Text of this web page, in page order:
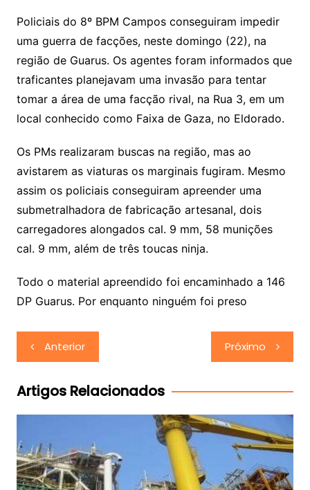
Policiais do 8º BPM Campos conseguiram impedir
uma guerra de facções, neste domingo (22), na
região de Guarus. Os agentes foram informados que
traficantes planejavam uma invasão para tentar
tomar a área de uma facção rival, na Rua 3, em um
local conhecido como Faixa de Gaza, no Eldorado.
Os PMs realizaram buscas na região, mas ao
avistarem as viaturas os marginais fugiram. Mesmo
assim os policiais conseguiram apreender uma
submetralhadora de fabricação artesanal, dois
carregadores alongados cal. 9 mm, 58 munições
cal. 9 mm, além de três toucas ninja.
Todo o material apreendido foi encaminhado a 146
DP Guarus. Por enquanto ninguém foi preso
Navegação
de
Post
Anterior Próximo
Artigos Relacionados